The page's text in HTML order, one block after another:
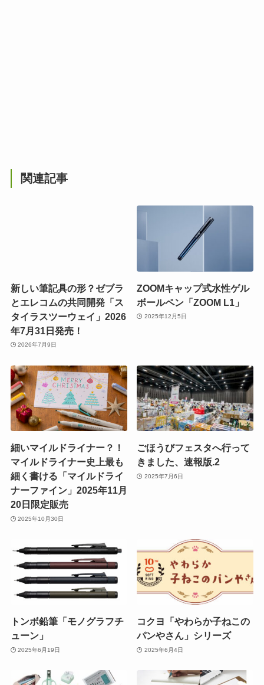
関連記事
新しい筆記具の形？ゼブラ
とエレコムの共同開発「ス
タイラスツーウェイ」2026
年7月31日発売！
2026年7月9日
ZOOMキャップ式水性ゲル
ボールペン「ZOOM L1」
2025年12月5日
細いマイルドライナー？！
マイルドライナー史上最も
細く書ける「マイルドライ
ナーファイン」2025年11月
20日限定販売
2025年10月30日
ごほうびフェスタへ行って
きました、速報版.2
2025年7月6日
トンボ鉛筆「モノグラフチ
ューン」
2025年6月19日
コクヨ「やわらか子ねこの
パンやさん」シリーズ
2025年6月4日